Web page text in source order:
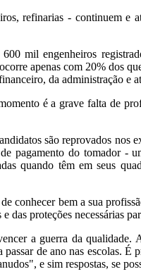
refinarias - continuem e
mil engenheiros
apenas com 20% dos
da administração e
é a grave falta de
são reprovados
pagamento do tomador -
quando têm em seus
conhecer bem a sua
proteções necessárias
a guerra da
de ano nas escolas. É
e sim respostas, se